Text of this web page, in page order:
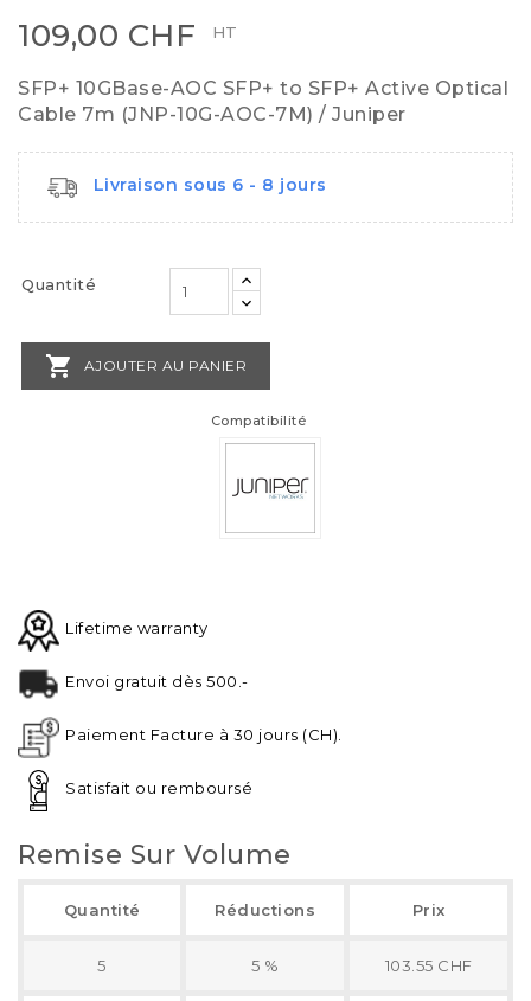
109,00 CHF HT
SFP+ 10GBase-AOC SFP+ to SFP+ Active Optical
Cable 7m (JNP-10G-AOC-7M) / Juniper
Livraison sous 6 - 8 jours
Quantité
 AJOUTER AU PANIER
Compatibilité
Lifetime warranty
Envoi gratuit dès 500.-
Paiement Facture à 30 jours (CH).
Satisfait ou remboursé
Remise Sur Volume
Quantité Réductions Prix
5 5 % 103.55 CHF